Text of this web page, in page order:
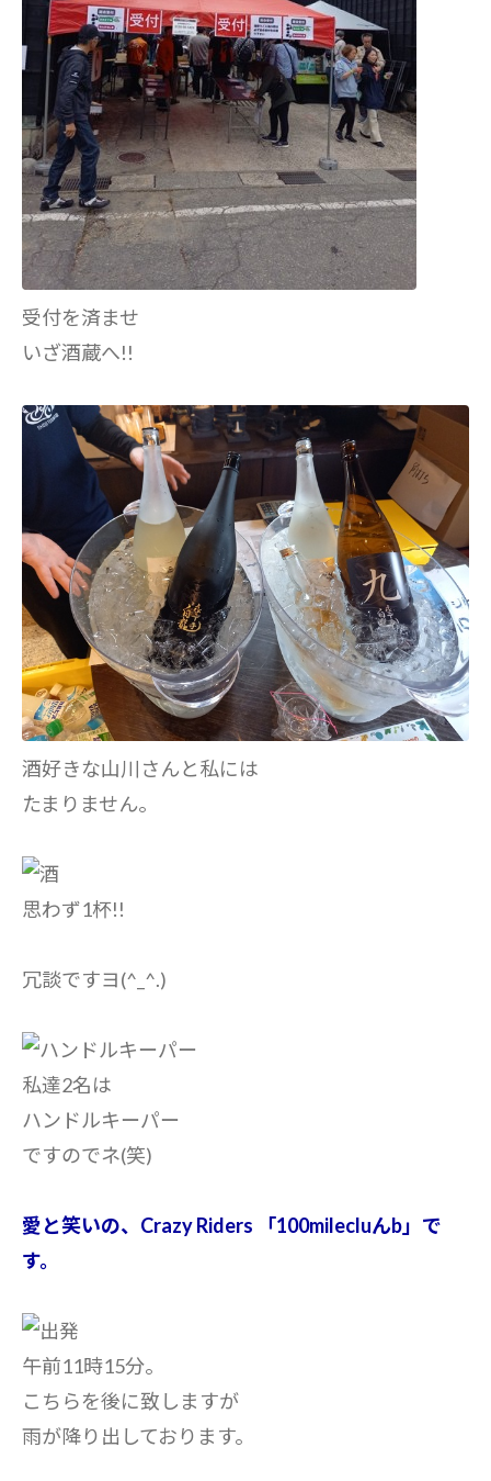
受付を済ませ
いざ酒蔵へ!!
酒好きな山川さんと私には
たまりません。
思わず1杯!!
冗談ですヨ(^_^.)
私達2名は
ハンドルキーパー
ですのでネ(笑)
愛と笑いの、Crazy Riders 「100milecluんb」で
す。
午前11時15分。
こちらを後に致しますが
雨が降り出しております。